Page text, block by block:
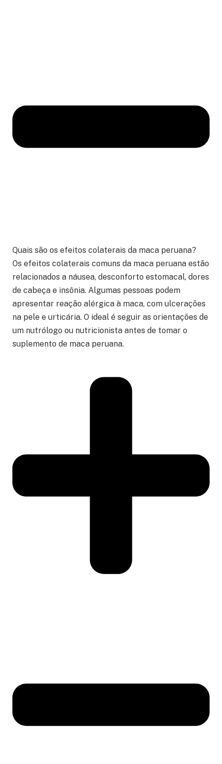
Quais são os efeitos colaterais da maca peruana?
Os efeitos colaterais comuns da maca peruana estão
relacionados a náusea, desconforto estomacal, dores
de cabeça e insônia. Algumas pessoas podem
apresentar reação alérgica à maca, com ulcerações
na pele e urticária. O ideal é seguir as orientações de
um nutrólogo ou nutricionista antes de tomar o
suplemento de maca peruana.